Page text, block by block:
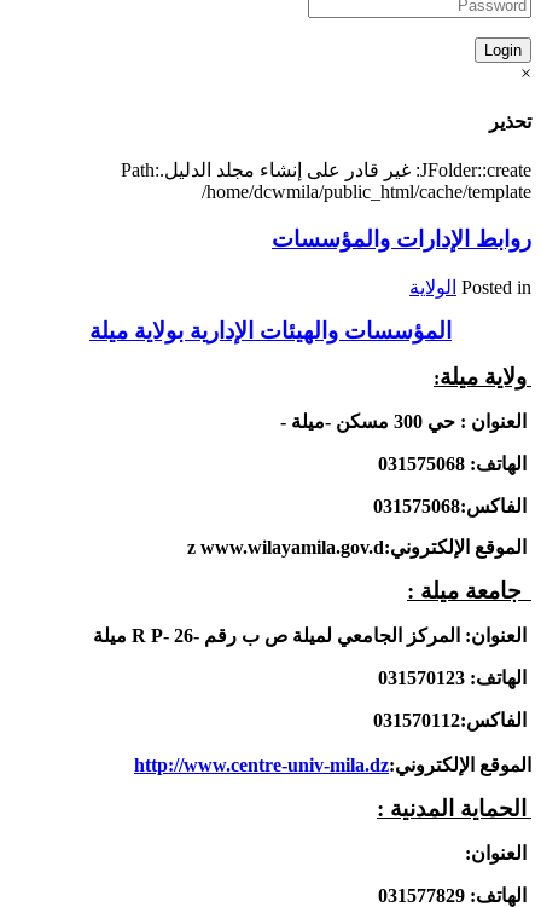
×
تحذير
JFolder::create: غير قادر على إنشاء مجلد الدليل.Path:
/home/dcwmila/public_html/cache/template
روابط الإدارات والمؤسسات
Posted in الولاية
المؤسسات والهيئات الإدارية بولاية ميلة
ولاية ميلة:
العنوان : حي 300 مسكن -ميلة -
الهاتف: 031575068
الفاكس:031575068
الموقع الإلكتروني:www.wilayamila.gov.d
z
جامعة ميلة :
العنوان: المركز الجامعي لميلة ص ب رقم -26 R P- ميلة
الهاتف: 031570123
الفاكس:031570112
الموقع الإلكتروني:http://www.centre-univ-mila.dz
الحماية المدنية :
العنوان:
الهاتف: 031577829